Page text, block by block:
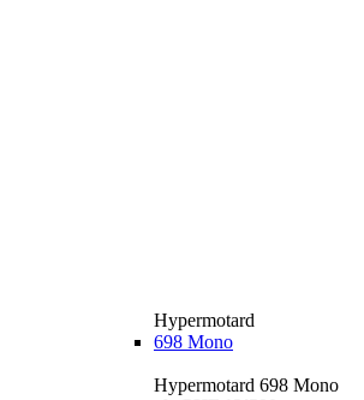
Hypermotard
698 Mono
Hypermotard 698 Mono